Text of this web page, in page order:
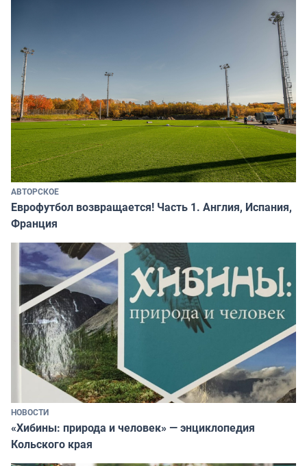
АВТОРСКОЕ
Еврофутбол возвращается! Часть 1. Англия, Испания,
Франция
НОВОСТИ
«Хибины: природа и человек» — энциклопедия
Кольского края